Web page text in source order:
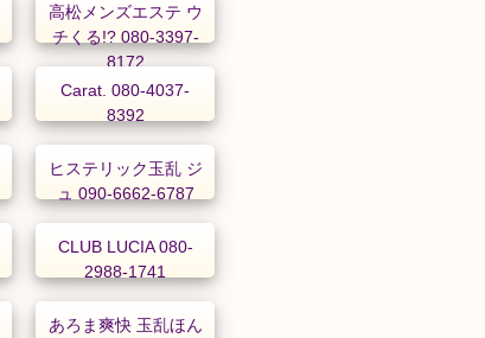
高松メンズエステ ウ
チくる!? 080-3397-
8172
Carat. 080-4037-
8392
ヒステリック玉乱 ジ
ュ 090-6662-6787
CLUB LUCIA 080-
2988-1741
あろま爽快 玉乱ほん